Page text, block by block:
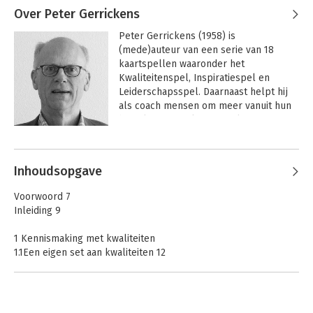
Over Peter Gerrickens
Peter Gerrickens (1958) is
(mede)auteur van een serie van 18
kaartspellen waaronder het
Kwaliteitenspel, Inspiratiespel en
Leiderschapsspel. Daarnaast helpt hij
als coach mensen om meer vanuit hun
Andere boeken door Peter
Gerrickens
Inhoudsopgave
Voorwoord 7
Inleiding 9
1 Kennismaking met kwaliteiten
1.1Een eigen set aan kwaliteiten 12